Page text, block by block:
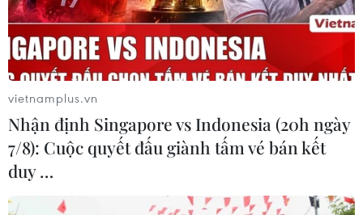
17 giờ ngày 7/8, mở cửa tràn xả mặt
điều tiết hồ chứa thủy điện Lai Châu
Di dời hộ dân bị ảnh hưởng bụi, mùi
khét, tiếng ồn từ Trung tâm Điện lực
Vĩnh Tân
vietnamplus.vn
Nhận định Singapore vs Indonesia (20h ngày
7/8): Cuộc quyết đấu giành tấm vé bán kết
duy …